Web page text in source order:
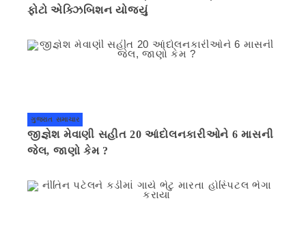
ફોટો એક્ઝિબિશન યોજ્યું
ગુજરાત સમાચાર
જીજ્ઞેશ મેવાણી સહીત 20 આંદોલનકારીઓને 6 માસની
જેલ, જાણો કેમ ?